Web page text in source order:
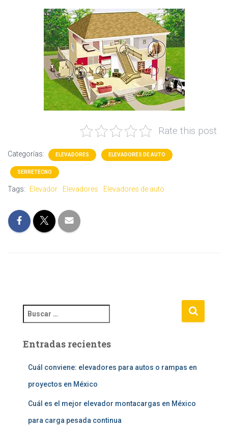
Rate this post
Categorías: ELEVADORES ELEVADORES DE AUTO
SERRETECNO
Tags: Elevador Elevadores Elevadores de auto
u
c
Entradas recientes
Cuál conviene: elevadores para autos o rampas en
proyectos en México
Cuál es el mejor elevador montacargas en México
para carga pesada continua